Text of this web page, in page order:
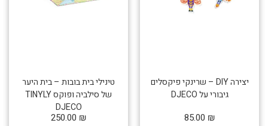
יצירה DIY – שרינקי פיקסלים
גיבורי על DJECO
85.00 ₪
טינילי בית בובות – בית היער
של סילביה ופוקס TINYLY
DJECO
250.00 ₪